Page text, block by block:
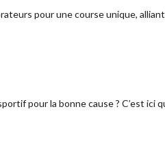
pour une course unique,
pour la bonne cause ? C’est ici